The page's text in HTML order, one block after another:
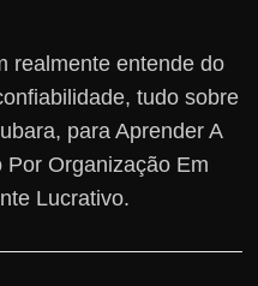
realmente entende do
tudo sobre
para Aprender A
Organização Em
Lucrativo.